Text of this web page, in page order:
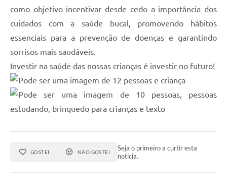
como objetivo incentivar desde cedo a importância dos
cuidados com a saúde bucal, promovendo hábitos
essenciais para a prevenção de doenças e garantindo
sorrisos mais saudáveis.
Investir na saúde das nossas crianças é investir no futuro!
GOSTEI NÃO GOSTEI
Seja o primeiro a curtir esta
notícia.